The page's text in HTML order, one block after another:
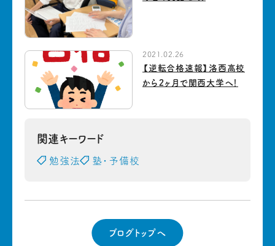
2021.02.26
【逆転合格速報】洛西高校
から２ヶ月で関西大学へ！
関連キーワード
勉強法 塾・予備校
ブログトップへ